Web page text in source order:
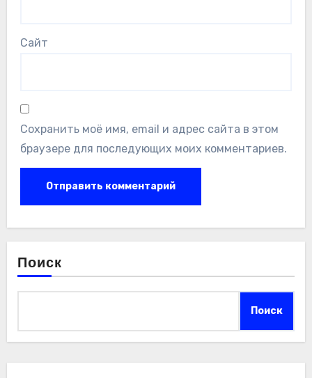
Сайт
Сохранить моё имя, email и адрес сайта в этом
браузере для последующих моих комментариев.
Поиск
Поиск